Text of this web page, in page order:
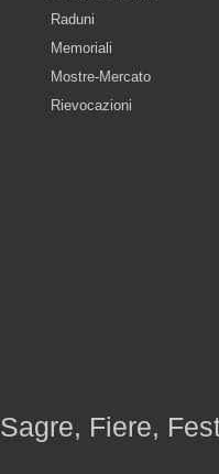
Raduni
Memoriali
Mostre-Mercato
Rievocazioni
Sagre, Fiere,